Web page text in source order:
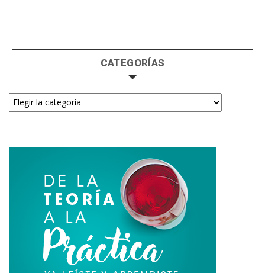
CATEGORÍAS